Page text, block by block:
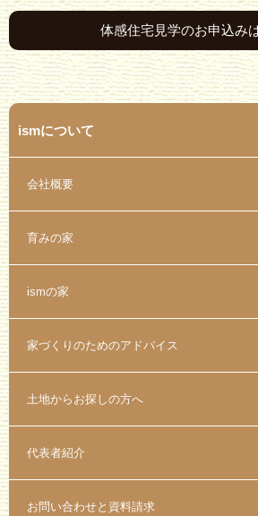
体感住宅見学のお申込み
ismについて
会社概要
育みの家
ismの家
家づくりのためのアドバイス
土地からお探しの方へ
代表者紹介
お問い合わせと資料請求